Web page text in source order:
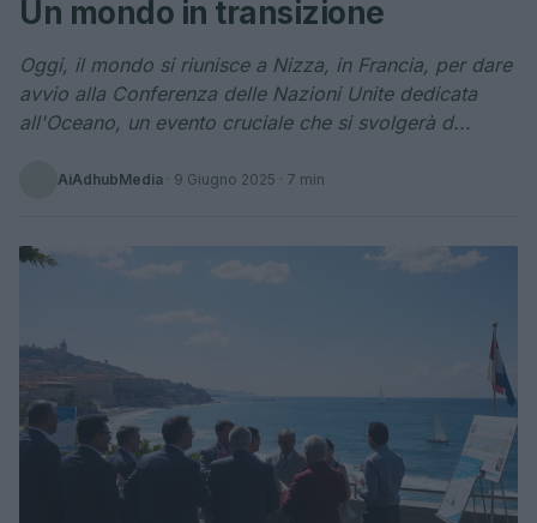
Un mondo in transizione
Oggi, il mondo si riunisce a Nizza, in Francia, per dare
avvio alla Conferenza delle Nazioni Unite dedicata
all'Oceano, un evento cruciale che si svolgerà d...
AiAdhubMedia · 9 Giugno 2025 · 7 min